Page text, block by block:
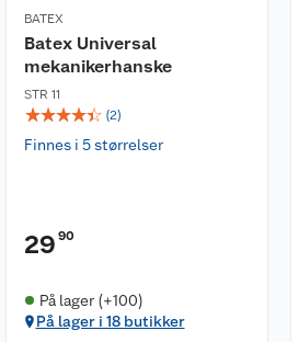
BATEX
Batex Universal
mekanikerhanske
STR 11
☆☆☆☆☆ (2)
Finnes i 5 størrelser
29 90
På lager (+100)
På lager i 18 butikker